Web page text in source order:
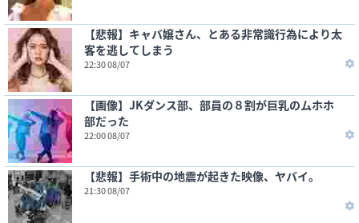
【悲報】キャバ嬢さん、とある非常識行為により太
客を逃してしまう
22:30 08/07
【画像】JKダンス部、部員の８割が巨乳のムホホ
部だった
22:00 08/07
【悲報】手術中の地震が起きた映像、ヤバイ。
21:30 08/07